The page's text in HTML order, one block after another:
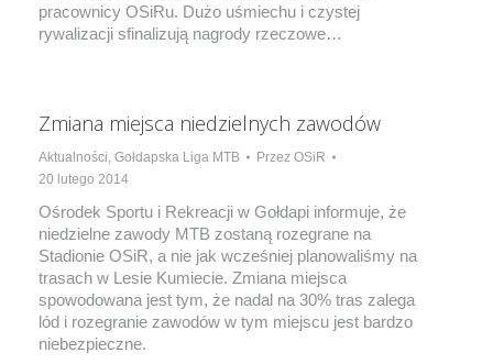
pracownicy OSiRu. Dużo uśmiechu i czystej
rywalizacji sfinalizują nagrody rzeczowe…
Zmiana miejsca niedzielnych zawodów
Aktualności, Gołdapska Liga MTB Przez OSiR
20 lutego 2014
Ośrodek Sportu i Rekreacji w Gołdapi informuje, że
niedzielne zawody MTB zostaną rozegrane na
Stadionie OSiR, a nie jak wcześniej planowaliśmy na
trasach w Lesie Kumiecie. Zmiana miejsca
spowodowana jest tym, że nadal na 30% tras zalega
lód i rozegranie zawodów w tym miejscu jest bardzo
niebezpieczne.